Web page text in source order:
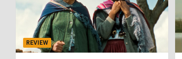
REVIEW